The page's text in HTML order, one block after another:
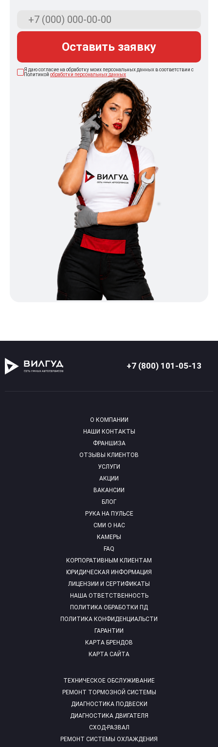
Оставить заявку
Я даю согласие на обработку моих персональных данных в соответствии с
Политикой обработки персональных данных
+7 (800) 101-05-13
О КОМПАНИИ
НАШИ КОНТАКТЫ
ФРАНШИЗА
ОТЗЫВЫ КЛИЕНТОВ
УСЛУГИ
АКЦИИ
ВАКАНСИИ
БЛОГ
РУКА НА ПУЛЬСЕ
СМИ О НАС
КАМЕРЫ
FAQ
ТЕХНИЧЕСКОЕ ОБСЛУЖИВАНИЕ
РЕМОНТ ТОРМОЗНОЙ СИСТЕМЫ
ДИАГНОСТИКА ПОДВЕСКИ
ДИАГНОСТИКА ДВИГАТЕЛЯ
СХОД-РАЗВАЛ
РЕМОНТ СИСТЕМЫ ОХЛАЖДЕНИЯ
КОРПОРАТИВНЫМ КЛИЕНТАМ
ЮРИДИЧЕСКАЯ ИНФОРМАЦИЯ
ЛИЦЕНЗИИ И СЕРТИФИКАТЫ
НАША ОТВЕТСТВЕННОСТЬ
ПОЛИТИКА ОБРАБОТКИ ПД
ПОЛИТИКА КОНФИДЕНЦИАЛЬСТИ
ГАРАНТИИ
КАРТА БРЕНДОВ
КАРТА САЙТА